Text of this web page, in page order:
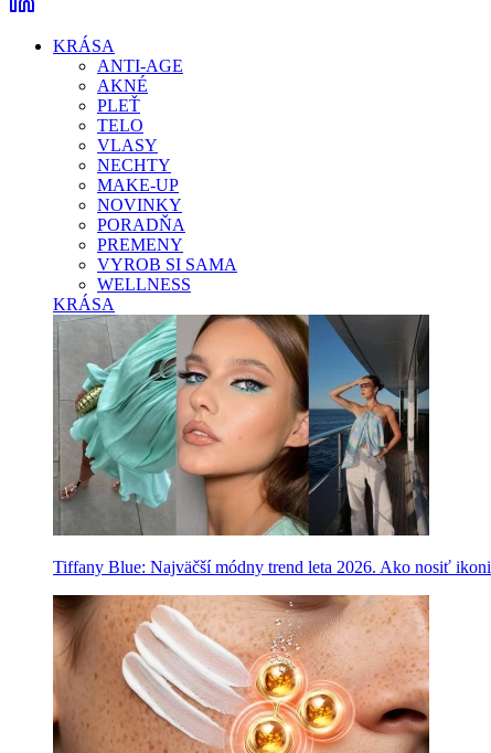
KRÁSA
ANTI-AGE
AKNÉ
PLEŤ
TELO
VLASY
NECHTY
MAKE-UP
NOVINKY
PORADŇA
PREMENY
VYROB SI SAMA
WELLNESS
KRÁSA
Tiffany Blue: Najväčší módny trend leta 2026. Ako nosiť